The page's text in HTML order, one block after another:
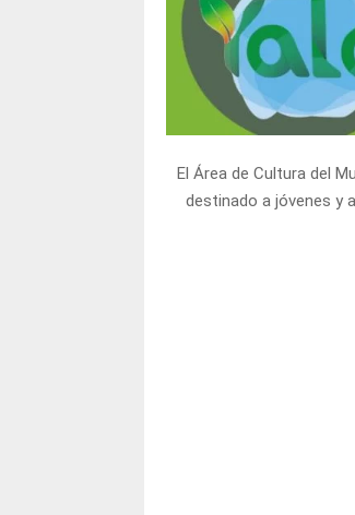
El Área de Cultura del
destinado a jóvenes y